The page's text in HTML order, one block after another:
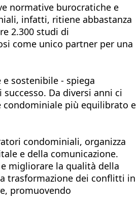
normative burocratiche e
infatti, ritiene abbastanza
2.300 studi di
come unico partner per una
sostenibile - spiega
Da diversi anni ci
condominiale più equilibrato e
condominiali, organizza
e della comunicazione.
migliorare la qualità della
trasformazione dei conflitti in
promuovendo